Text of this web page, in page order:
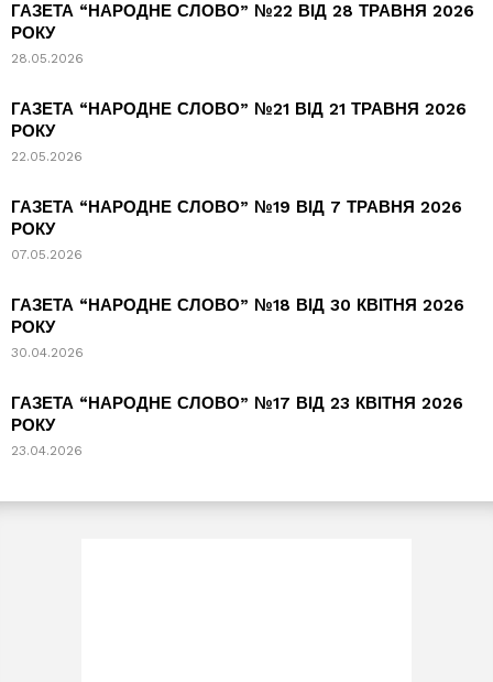
ГАЗЕТА “НАРОДНЕ СЛОВО” №22 ВІД 28 ТРАВНЯ 2026
РОКУ
28.05.2026
ГАЗЕТА “НАРОДНЕ СЛОВО” №21 ВІД 21 ТРАВНЯ 2026
РОКУ
22.05.2026
ГАЗЕТА “НАРОДНЕ СЛОВО” №19 ВІД 7 ТРАВНЯ 2026
РОКУ
07.05.2026
ГАЗЕТА “НАРОДНЕ СЛОВО” №18 ВІД 30 КВІТНЯ 2026
РОКУ
30.04.2026
ГАЗЕТА “НАРОДНЕ СЛОВО” №17 ВІД 23 КВІТНЯ 2026
РОКУ
23.04.2026